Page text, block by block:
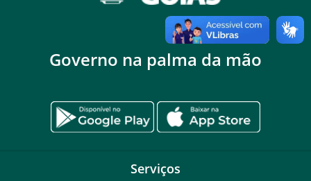
Governo na palma da mão
Serviços